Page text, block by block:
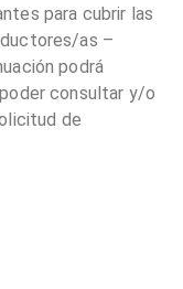
para cubrir las
as –
podrá
consultar y/o
de